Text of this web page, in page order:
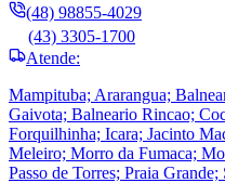
(48) 98855-4029
(43) 3305-1700
Atende:
Mampituba; Ararangua;
Gaivota; Balneario Rincao;
Forquilhinha; Icara; Jacinto
Meleiro; Morro da Fumaca;
Passo de Torres; Praia